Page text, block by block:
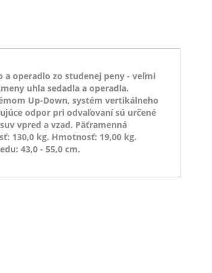
operadlo zo studenej peny - veľmi
uhla sedadla a operadla.
Up-Down, systém vertikálneho
odpor pri odvaľovaní sú určené
vpred a vzad. Päťramenná
130,0 kg. Hmotnosť: 19,00 kg.
43,0 - 55,0 cm.